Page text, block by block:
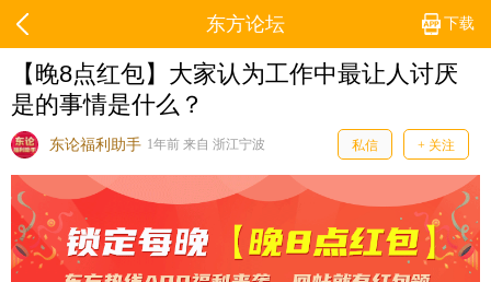
下载
东方论坛
【晚8点红包】大家认为工作中最让人讨厌
是的事情是什么？
东论福利助手 1年前 来自 浙江宁波 私信 + 关注